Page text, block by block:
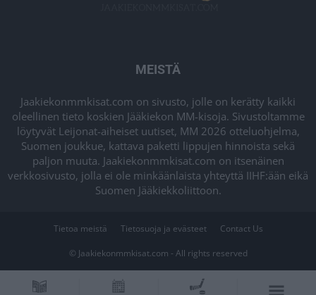
MEISTÄ
Jaakiekonmmkisat.com on sivusto, jolle on kerätty kaikki
oleellinen tieto koskien Jääkiekon MM-kisoja. Sivustoltamme
löytyvät Leijonat-aiheiset uutiset, MM 2026 otteluohjelma,
Suomen joukkue, kattava paketti lippujen hinnoista sekä
paljon muuta. Jaakiekonmmkisat.com on itsenäinen
verkkosivusto, jolla ei ole minkäänlaista yhteyttä IIHF:ään eikä
Suomen Jääkiekkoliittoon.
Tietoa meistä Tietosuoja ja evästeet Contact Us
© Jaakiekonmmkisat.com - All rights reserved